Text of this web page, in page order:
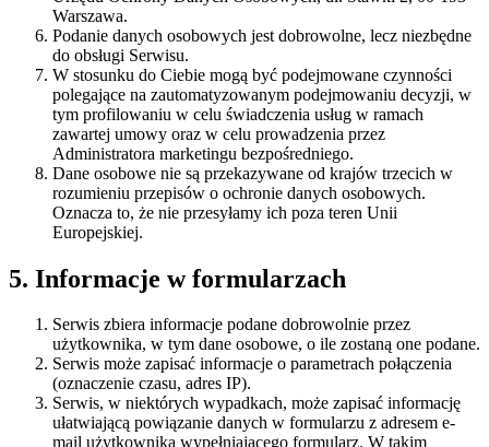
Warszawa.
Podanie danych osobowych jest dobrowolne, lecz niezbędne
do obsługi Serwisu.
W stosunku do Ciebie mogą być podejmowane czynności
polegające na zautomatyzowanym podejmowaniu decyzji, w
tym profilowaniu w celu świadczenia usług w ramach
zawartej umowy oraz w celu prowadzenia przez
Administratora marketingu bezpośredniego.
Dane osobowe nie są przekazywane od krajów trzecich w
rozumieniu przepisów o ochronie danych osobowych.
Oznacza to, że nie przesyłamy ich poza teren Unii
Europejskiej.
5. Informacje w formularzach
Serwis zbiera informacje podane dobrowolnie przez
użytkownika, w tym dane osobowe, o ile zostaną one podane.
Serwis może zapisać informacje o parametrach połączenia
(oznaczenie czasu, adres IP).
Serwis, w niektórych wypadkach, może zapisać informację
ułatwiającą powiązanie danych w formularzu z adresem e-
mail użytkownika wypełniającego formularz. W takim